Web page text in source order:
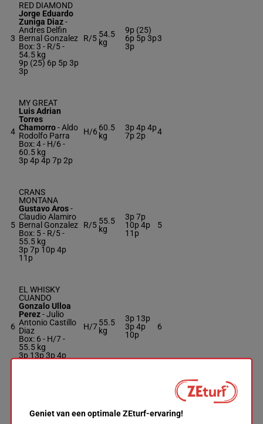
3
RED DIAMOND
Jorge Eduardo
Zuniga Diaz-
Andres Delfin
Bernal Gonzalez
Box: 3 - R/5 -
54.5 kg
9p (25) 6p 5p 3p
3p
R/5 54.5
kg
9p (25)
6p 5p 3p
3p
3
4
MY GREAT
Luis Adrian
Torres
Chamorro-Aldo
Rodolfo Parra
Box: 4 - H/6 -
60.5 kg
3p 4p 4p 7p 2p
H/6 60.5
kg
3p 4p 4p
7p 2p
4
5
CRANS
MONTANA
Gustavo Aros-
Claudio Alamiro
Bernal Gonzalez
Box: 5 - R/5 -
55.5 kg
3p 7p 10p 4p
11p
R/5 55.5
kg
3p 7p
10p 4p
11p
5
6
EL WHISKY
CUANDO
Gonzalo Ulloa
Perez-Julio
Antonio Castillo
Diaz
Box: 6 - H/7 -
55.5 kg
3p 13p 3p 4p
H/755.5
kg
3p 13p
3p 4p
10p
6
Gonzalez-
Geniet van een optimale ZEturf-ervaring!